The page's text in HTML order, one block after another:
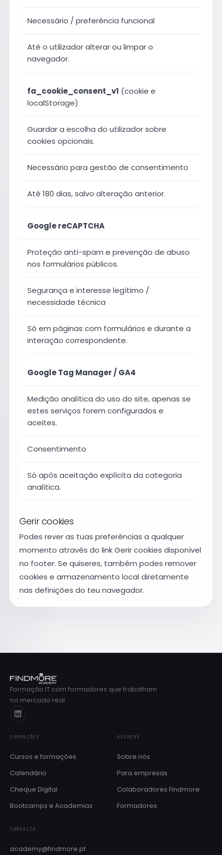
Necessário / preferência funcional
Até o utilizador alterar ou limpar o
navegador.
fa_cookie_consent_v1 (cookie e
localStorage)
Guardar a escolha do utilizador sobre
cookies opcionais.
Necessário para gestão de consentimento
Até 180 dias, salvo alteração anterior.
Google reCAPTCHA
Proteção anti-spam e prevenção de abuso
nos formulários públicos.
Segurança e interesse legítimo /
necessidade técnica
Só em páginas com formulários e durante a
interação correspondente.
Google Tag Manager / GA4
Medição analítica do uso do site, apenas se
estes serviços forem configurados e
aceites.
Consentimento
Só após aceitação explícita da categoria
analítica.
Gerir cookies
Podes rever as tuas preferências a qualquer
momento através do linkGerir cookies disponível
no footer. Se quiseres, também podes remover
cookies e armazenamento local diretamente
nas definições do teu navegador.
Formação IT com formadores que trabalham
no mercado real.
FORMAÇÕES
Cursos e formações
Calendário
Cheque Digital
Bootcamps e Academias
ACADEMY
Sobre nós
Para empresas
Colaboradores Findmore
Formadores
CONTACTO
academy@findmore.pt